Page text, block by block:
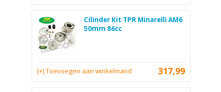
Cilinder Kit TPR Minarelli AM6
50mm 86cc
317,99
[+] Toevoegen aan winkelmand